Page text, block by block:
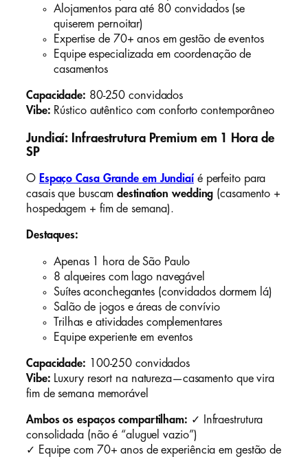
Alojamentos para até 80 convidados (se
quiserem pernoitar)
Expertise de 70+ anos em gestão de eventos
Equipe especializada em coordenação de
casamentos
Capacidade: 80-250 convidados
Vibe: Rústico autêntico com conforto contemporâneo
Jundiaí: Infraestrutura Premium em 1 Hora de
SP
O Espaço Casa Grande em Jundiaíé perfeito para
casais que buscamdestination wedding (casamento +
hospedagem + fim de semana).
Destaques:
Apenas 1 hora de São Paulo
8 alqueires com lago navegável
Suítes aconchegantes (convidados dormem lá)
Salão de jogos e áreas de convívio
Trilhas e atividades complementares
Equipe experiente em eventos
Capacidade: 100-250 convidados
Vibe: Luxury resort na natureza—casamento que vira
fim de semana memorável
Ambos os espaços compartilham: ✓ Infraestrutura
consolidada (não é “aluguel vazio”)
✓ Equipe com 70+ anos de experiência em gestão de